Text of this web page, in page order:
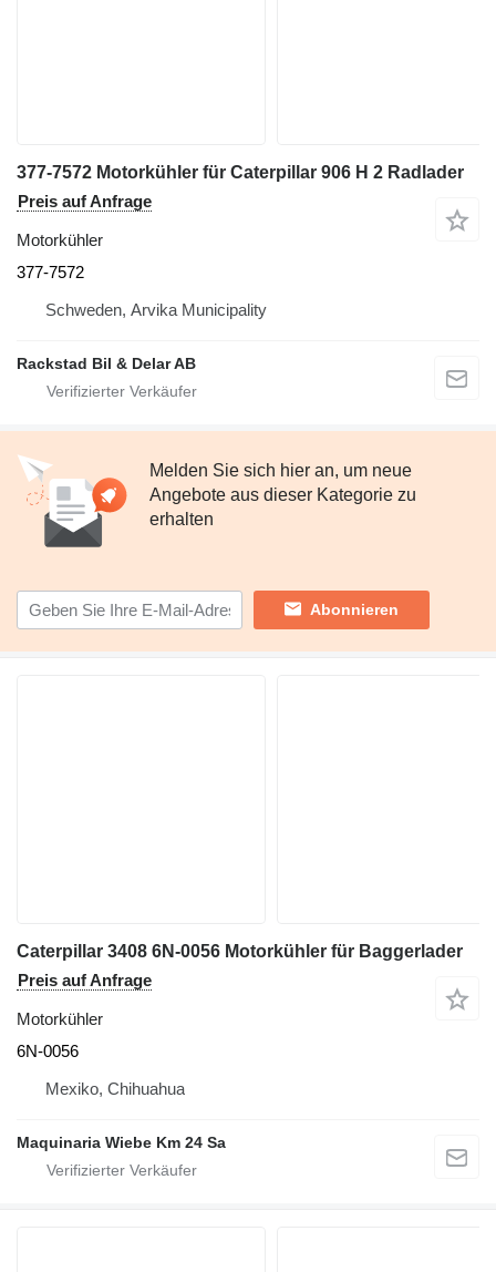
377-7572 Motorkühler für Caterpillar 906 H 2 Radlader
Preis auf Anfrage
Motorkühler
377-7572
Schweden, Arvika Municipality
Rackstad Bil & Delar AB
Melden Sie sich hier an, um neue
Angebote aus dieser Kategorie zu
erhalten
Abonnieren
Caterpillar 3408 6N-0056 Motorkühler für Baggerlader
Preis auf Anfrage
Motorkühler
6N-0056
Mexiko, Chihuahua
Maquinaria Wiebe Km 24 Sa